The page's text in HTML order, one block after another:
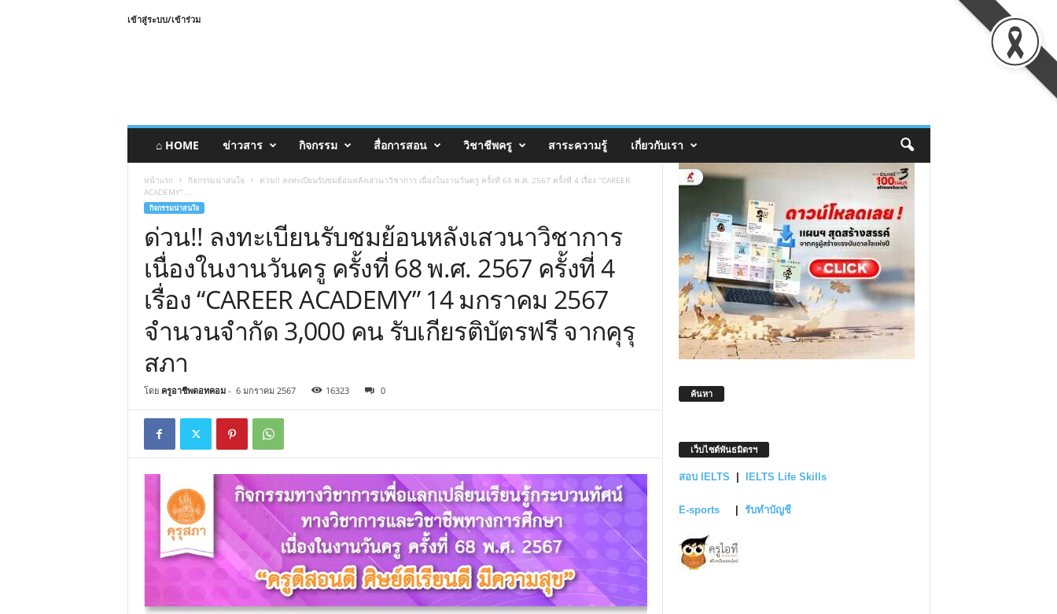
เข้าสู่ระบบ/เข้าร่วม
⌂ HOME ข่าวสาร กิจกรรม สื่อการสอน วิชาชีพครู สาระความรู้ เกี่ยวกับเรา
หน้าแรก กิจกรรมน่าสนใจ
ด่วน!! ลงทะเบียนรับชมย้อนหลังเสวนาวิชาการ เนื่องในงานวันครู ครั้งที่ 68 พ.ศ. 2567 ครั้งที่ 4 เรื่อง “CAREER
ACADEMY”...
กิจกรรมน่าสนใจ
ด่วน!! ลงทะเบียนรับชมย้อนหลังเสวนาวิชาการ
เนื่องในงานวันครู ครั้งที่ 68 พ.ศ. 2567 ครั้งที่ 4
เรื่อง “CAREER ACADEMY” 14 มกราคม 2567
จำนวนจำกัด 3,000 คน รับเกียรติบัตรฟรี จากคุรุ
สภา
โดย ครูอาชีพดอทคอม- 6 มกราคม 2567 16323 0 ค้นหา
เว็บไซต์พันธมิตรฯ
สอบ IELTS IELTS Life Skills
E-sports รับทำบัญชี